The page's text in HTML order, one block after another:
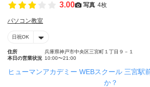
3.00 写真 4枚
パソコン教室
日祝OK
住所
兵庫県神戸市中央区三宮町１丁目９－１
本日の営業状況 10:00〜21:00
ヒューマンアカデミー WEBスクール 三宮駅
か？